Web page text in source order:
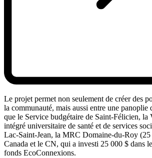
Le projet permet non seulement de créer des
la communauté, mais aussi entre une panoplie
que le Service budgétaire de Saint-Félicien, la
intégré universitaire de santé et de services
Lac-Saint-Jean, la MRC Domaine-du-Roy
Canada et le CN, qui a investi 25 000 $ dans
fonds EcoConnexions.